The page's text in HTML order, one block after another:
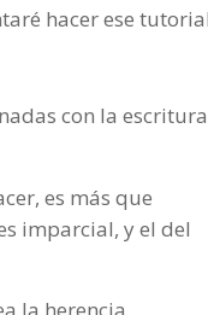
hacer ese
con la escritura
es más que
imparcial, y el del
la herencia